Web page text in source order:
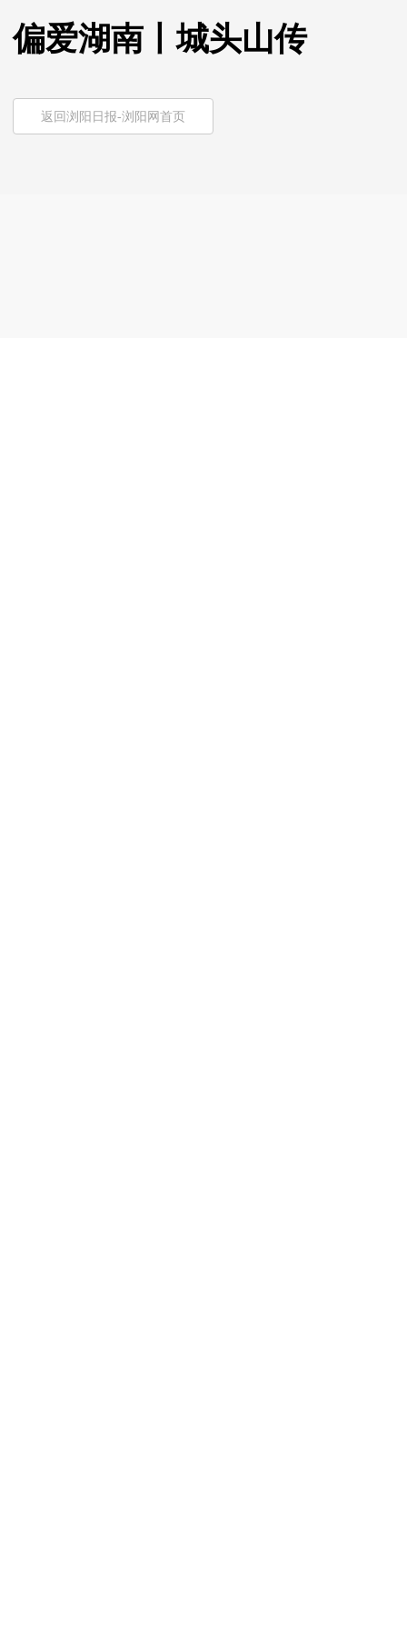
偏爱湖南丨城头山传
返回浏阳日报-浏阳网首页